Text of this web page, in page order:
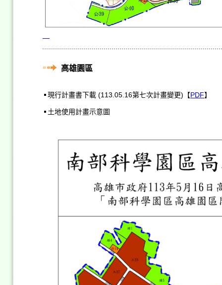
高雄園區
現行計畫書下載 (113.05.16第七次計畫變更)【PDF】
土地使用計畫示意圖